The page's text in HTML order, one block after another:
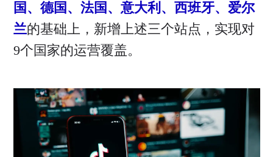
国、德国、法国、意大利、西班牙、爱尔
兰的基础上，新增上述三个站点，实现对
9个国家的运营覆盖。